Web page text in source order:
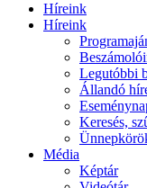
Híreink
Híreink
Legutóbbi
Állandó
Keresés,
Média
Képtár